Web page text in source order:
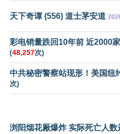
天下奇谭 (556) 道士茅安道
彩电销量跌回10年前 近2000
(48,257次)
中共秘密警察站现形！美国纽
次)
浏阳烟花厰爆炸 实际死亡人数